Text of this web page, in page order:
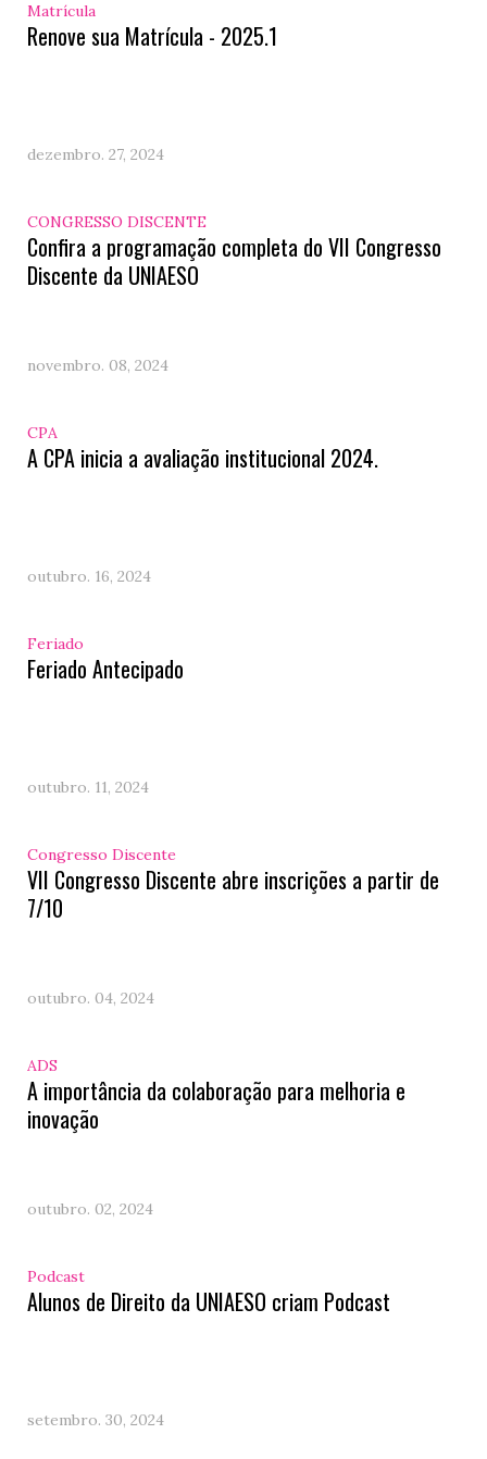
Matrícula
Renove sua Matrícula - 2025.1
dezembro. 27, 2024
CONGRESSO DISCENTE
Confira a programação completa do VII Congresso
Discente da UNIAESO
novembro. 08, 2024
CPA
A CPA inicia a avaliação institucional 2024.
outubro. 16, 2024
Feriado
Feriado Antecipado
outubro. 11, 2024
Congresso Discente
VII Congresso Discente abre inscrições a partir de
7/10
outubro. 04, 2024
ADS
A importância da colaboração para melhoria e
inovação
outubro. 02, 2024
Podcast
Alunos de Direito da UNIAESO criam Podcast
setembro. 30, 2024